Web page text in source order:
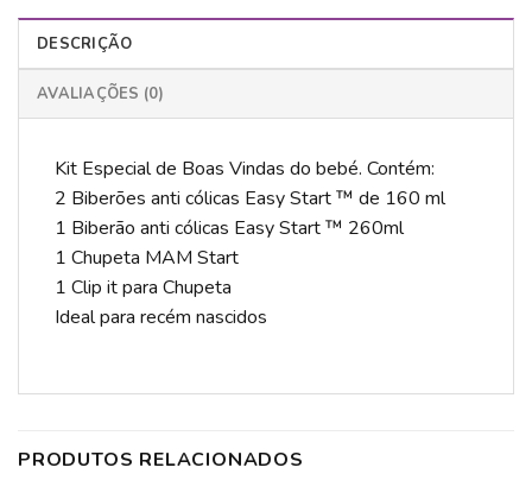
DESCRIÇÃO
AVALIAÇÕES (0)
Kit Especial de Boas Vindas do bebé. Contém:
2 Biberões anti cólicas Easy Start ™ de 160 ml
1 Biberão anti cólicas Easy Start ™ 260ml
1 Chupeta MAM Start
1 Clip it para Chupeta
Ideal para recém nascidos
PRODUTOS RELACIONADOS